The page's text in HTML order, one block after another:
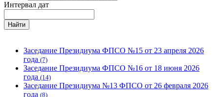
Интервал дат
Найти
Заседание Президиума ФПСО №15 от 23 апреля 2026
года (7)
Заседание Президиума ФПСО №16 от 18 июня 2026
года (14)
Заседание Президиума №13 ФПСО от 26 февраля 2026
года (8)